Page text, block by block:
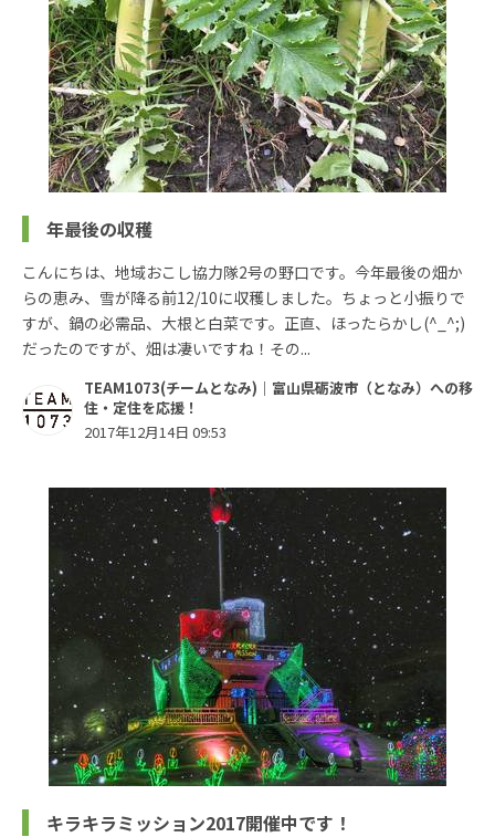
年最後の収穫
こんにちは、地域おこし協力隊2号の野口です。今年最後の畑か
らの恵み、雪が降る前12/10に収穫しました。ちょっと小振りで
すが、鍋の必需品、大根と白菜です。正直、ほったらかし(^_^;)
だったのですが、畑は凄いですね！その...
TEAM1073(チームとなみ)｜富山県砺波市（となみ）への移
住・定住を応援！
2017年12月14日 09:53
キラキラミッション2017開催中です！